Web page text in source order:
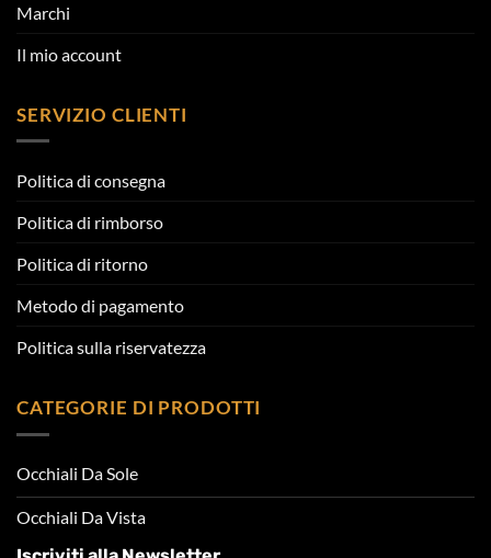
Marchi
Il mio account
SERVIZIO CLIENTI
Politica di consegna
Politica di rimborso
Politica di ritorno
Metodo di pagamento
Politica sulla riservatezza
CATEGORIE DI PRODOTTI
Occhiali Da Sole
Occhiali Da Vista